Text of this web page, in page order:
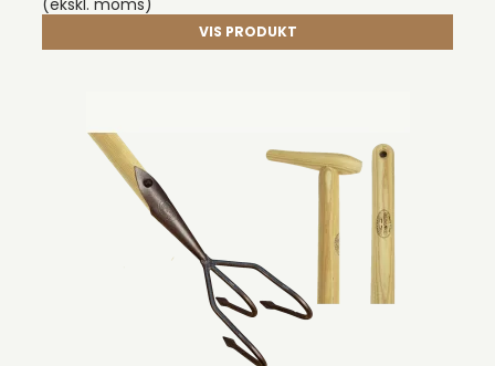
(ekskl. moms)
VIS PRODUKT